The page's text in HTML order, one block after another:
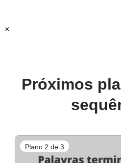
Recomendamos o uso desse
×
Próximos
Plano 2 de 3